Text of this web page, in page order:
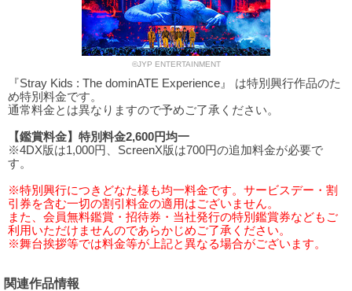
©JYP ENTERTAINMENT
『Stray Kids : The dominATE Experience』 は特別興行作品のた
め特別料金です。
通常料金とは異なりますので予めご了承ください。
【鑑賞料金】特別料金2,600円均一
※4DX版は1,000円、ScreenX版は700円の追加料金が必要で
す。
※特別興行につきどなた様も均一料金です。サービスデー・割
引券を含む一切の割引料金の適用はございません。
また、会員無料鑑賞・招待券・当社発行の特別鑑賞券などもご
利用いただけませんのであらかじめご了承ください。
※舞台挨拶等では料金等が上記と異なる場合がございます。
関連作品情報